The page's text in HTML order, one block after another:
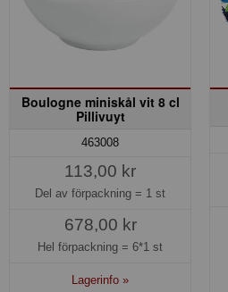
Boulogne miniskål vit 8 cl
Pillivuyt
463008
113,00 kr
Del av förpackning = 1 st
678,00 kr
Hel förpackning = 6*1 st
Lagerinfo »